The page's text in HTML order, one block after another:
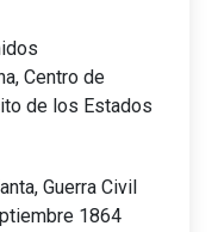
Centro de
de los Estados
Guerra Civil
1864